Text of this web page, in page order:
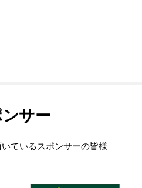
サー
ているスポンサーの皆様